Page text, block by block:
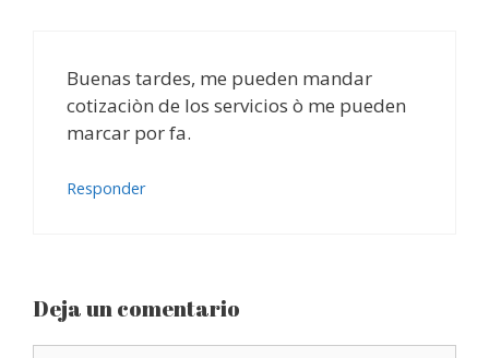
Buenas tardes, me pueden mandar
cotizaciòn de los servicios ò me pueden
marcar por fa.
Responder
Deja un comentario